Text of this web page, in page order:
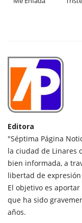
Editora
"Séptima Página
la ciudad de Linares
bien informada, a
libertad de
El objetivo es
que ha sido
años.